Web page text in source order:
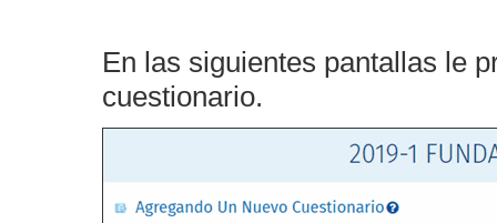
En las siguientes pantallas le
cuestionario.